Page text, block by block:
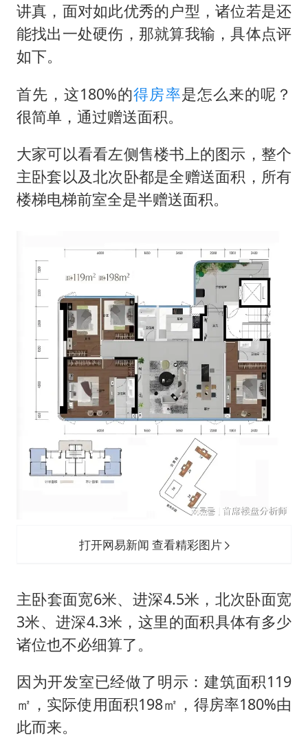
秋天的第一杯奶茶到底有多火
我国外贸延续良好增长态势
夯实基础开新局
讲真，面对如此优秀的户型，诸位若是还
能找出一处硬伤，那就算我输，具体点评
如下。
首先，这180%的得房率是怎么来的呢？
很简单，通过赠送面积。
大家可以看看左侧售楼书上的图示，整个
主卧套以及北次卧都是全赠送面积，所有
楼梯电梯前室全是半赠送面积。
打开网易新闻 查看精彩图片
主卧套面宽6米、进深4.5米，北次卧面宽
3米、进深4.3米，这里的面积具体有多少
诸位也不必细算了。
因为开发室已经做了明示：建筑面积119
㎡，实际使用面积198㎡，得房率180%由
此而来。